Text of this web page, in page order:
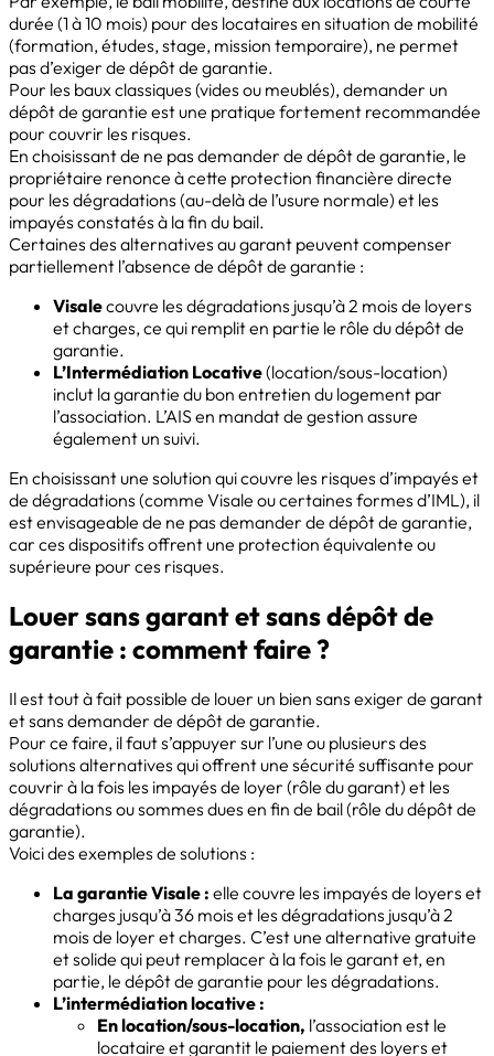
durée (1 à 10 mois) pour des locataires en situation de mobilité
(formation, études, stage, mission temporaire), ne permet
pas d’exiger de dépôt de garantie.
Pour les baux classiques (vides ou meublés), demander un
dépôt de garantie est une pratique fortement recommandée
pour couvrir les risques.
En choisissant de ne pas demander de dépôt de garantie, le
propriétaire renonce à cette protection financière directe
pour les dégradations (au-delà de l’usure normale) et les
impayés constatés à la fin du bail.
Certaines des alternatives au garant peuvent compenser
partiellement l’absence de dépôt de garantie :
Visalecouvre les dégradations jusqu’à 2 mois de loyers
et charges, ce qui remplit en partie le rôle du dépôt de
garantie.
L’Intermédiation Locative(location/sous-location)
inclut la garantie du bon entretien du logement par
l’association. L’AIS en mandat de gestion assure
également un suivi.
En choisissant une solution qui couvre les risques d’impayés et
de dégradations (comme Visale ou certaines formes d’IML), il
est envisageable de ne pas demander de dépôt de garantie,
car ces dispositifs offrent une protection équivalente ou
supérieure pour ces risques.
Louer sans garant et sans dépôt de
garantie : comment faire ?
Il est tout à fait possible de louer un bien sans exiger de garant
et sans demander de dépôt de garantie.
Pour ce faire, il faut s’appuyer sur l’une ou plusieurs des
solutions alternatives qui offrent une sécurité suffisante pour
couvrir à la fois les impayés de loyer (rôle du garant) et les
dégradations ou sommes dues en fin de bail (rôle du dépôt de
garantie).
Voici des exemples de solutions :
La garantie Visale : elle couvre les impayés de loyers et
charges jusqu’à 36 mois et les dégradations jusqu’à 2
mois de loyer et charges. C’est une alternative gratuite
et solide qui peut remplacer à la fois le garant et, en
partie, le dépôt de garantie pour les dégradations.
L’intermédiation locative :
En location/sous-location, l’association est le
locataire et garantit le paiement des loyers et